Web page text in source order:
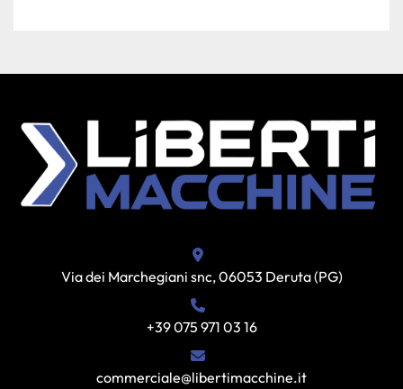
Via dei Marchegiani snc, 06053 Deruta (PG)
+39 075 971 03 16
commerciale@libertimacchine.it